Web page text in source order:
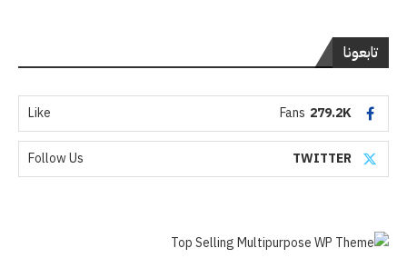
تابعونا
279.2K
Fans
Like
TWITTER
Follow Us